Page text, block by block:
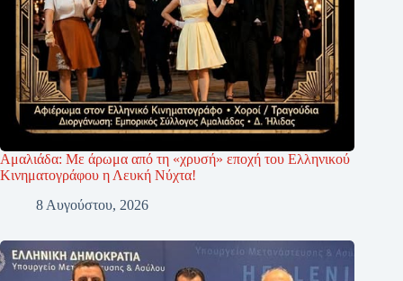
Αμαλιάδα: Με άρωμα από τη «χρυσή» εποχή του Ελληνικού
Κινηματογράφου η Λευκή Νύχτα!
8 Αυγούστου, 2026